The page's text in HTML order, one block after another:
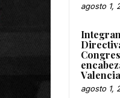
agosto 1,
Valencia
agosto 1,